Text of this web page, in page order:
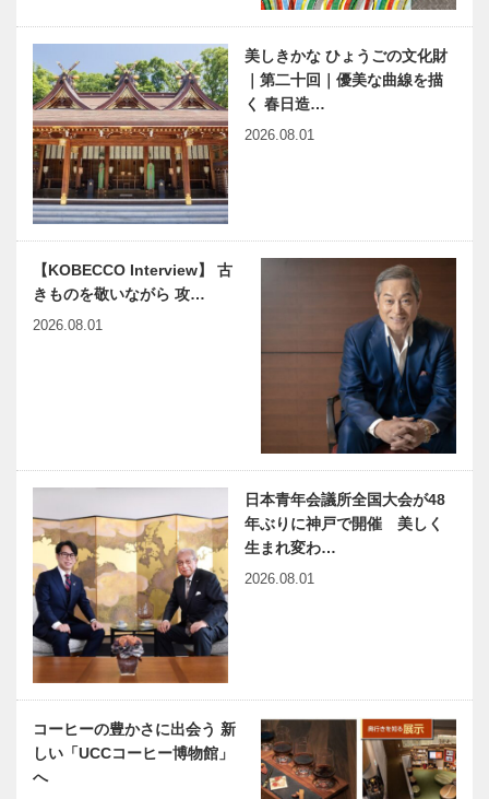
六甲ミーツ・
アート芸術散
歩202…
すずらんホー
ルで農村歌舞
伎を上演
長田区新湊川
公園でアーバ
Kiss PRESS×KOBECCO
｜ひんやりスイーツ
ROKKO森の
音ミュージア
【KOBEで夏
体験】六甲高
山植物園
【KOBEで夏
立六甲山牧場
【KOBEで夏
体験】神戸布
引ハーブ園／
ロープウェイ
体験】バンド
ー神戸青少年
体験】神戸ど
うぶつ王国
美しきかな ひょうごの文化財
｜第二十回｜優美な曲線を描
く 春日造…
2026.08.01
【KOBECCO Interview】 古
きものを敬いながら 攻…
2026.08.01
日本青年会議所全国大会が48
年ぶりに神戸で開催 美しく
生まれ変わ…
2026.08.01
コーヒーの豊かさに出会う 新
しい「UCCコーヒー博物館」
へ